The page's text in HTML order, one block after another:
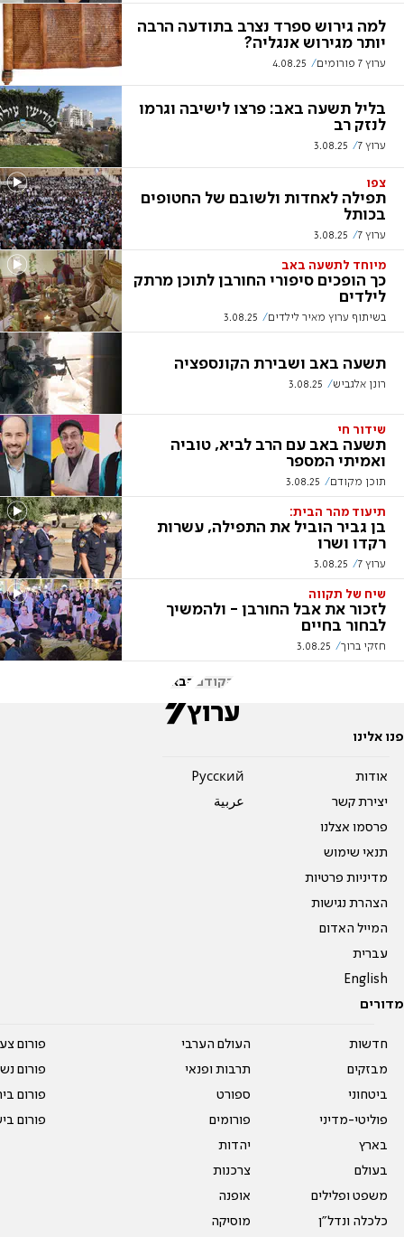
למה גירוש ספרד נצרב בתודעה הרבה
יותר מגירוש אנגליה?
ערוץ 7 פורומים 4.08.25
בליל תשעה באב: פרצו לישיבה וגרמו
לנזק רב
ערוץ 7 3.08.25
צפו
תפילה לאחדות ולשובם של החטופים
בכותל
ערוץ 7 3.08.25
מיוחד לתשעה באב
כך הופכים סיפורי החורבן לתוכן מרתק
לילדים
בשיתוף ערוץ מאיר לילדים 3.08.25
תשעה באב ושבירת הקונספציה
רונן אלגביש 3.08.25
שידור חי
תשעה באב עם הרב לביא, טוביה
ואמיתי המספר
תוכן מקודם 3.08.25
תיעוד מהר הבית:
בן גביר הוביל את התפילה, עשרות
רקדו ושרו
ערוץ 7 3.08.25
שיח של תקווה
לזכור את אבל החורבן - ולהמשיך
לבחור בחיים
חזקי ברוך 3.08.25
הקודם הבא
פנו אלינו
אודות
יצירת קשר
פרסמו אצלנו
תנאי שימוש
מדיניות פרטיות
הצהרת נגישות
המייל האדום
עברית
English
Pусский
عربية
מדורים
חדשות
מבזקים
ביטחוני
פוליטי-מדיני
בארץ
בעולם
משפט ופלילים
כלכלה ונדל"ן
העולם הערבי
תרבות ופנאי
ספורט
פורומים
יהדות
צרכנות
אופנה
מוסיקה
פורום
פורום
פורום
פורום